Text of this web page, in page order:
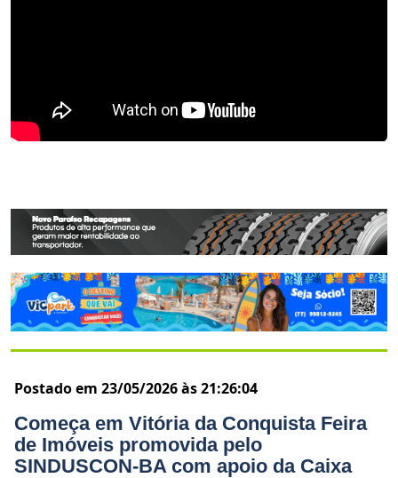
Postado em 23/05/2026 às 21:26:04
Começa em Vitória da Conquista Feira
de Imóveis promovida pelo
SINDUSCON-BA com apoio da Caixa